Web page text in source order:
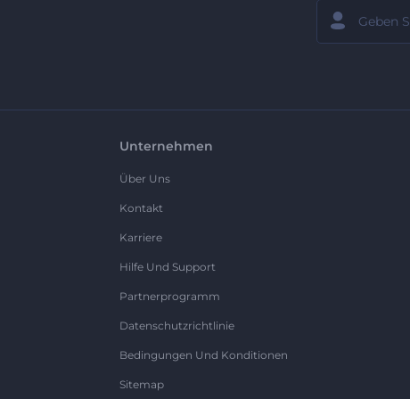
Unternehmen
Über Uns
Kontakt
Karriere
Hilfe Und Support
Partnerprogramm
Datenschutzrichtlinie
Bedingungen Und Konditionen
Sitemap